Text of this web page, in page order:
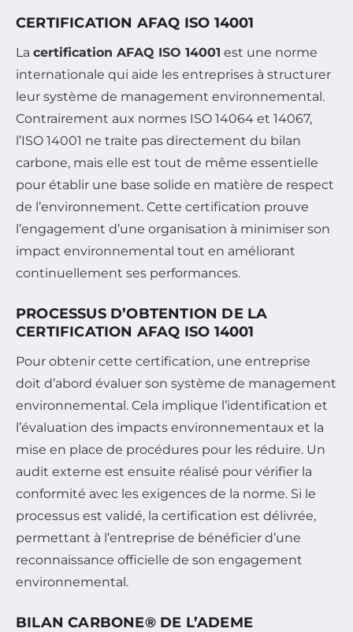
CERTIFICATION AFAQ ISO 14001
La certification AFAQ ISO 14001 est une norme
internationale qui aide les entreprises à structurer
leur système de management environnemental.
Contrairement aux normes ISO 14064 et 14067,
l’ISO 14001 ne traite pas directement du bilan
carbone, mais elle est tout de même essentielle
pour établir une base solide en matière de respect
de l’environnement. Cette certification prouve
l’engagement d’une organisation à minimiser son
impact environnemental tout en améliorant
continuellement ses performances.
PROCESSUS D’OBTENTION DE LA
CERTIFICATION AFAQ ISO 14001
Pour obtenir cette certification, une entreprise
doit d’abord évaluer son système de management
environnemental. Cela implique l’identification et
l’évaluation des impacts environnementaux et la
mise en place de procédures pour les réduire. Un
audit externe est ensuite réalisé pour vérifier la
conformité avec les exigences de la norme. Si le
processus est validé, la certification est délivrée,
permettant à l’entreprise de bénéficier d’une
reconnaissance officielle de son engagement
environnemental.
BILAN CARBONE® DE L’ADEME